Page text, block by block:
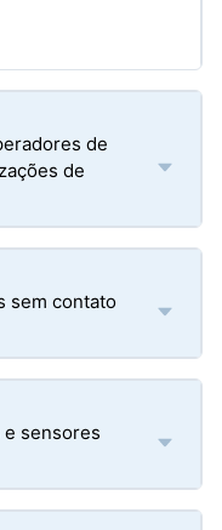
de
de
sem contato
sensores